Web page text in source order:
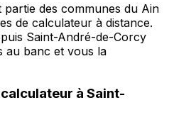
des communes du Ain
de calculateur à distance.
Saint-André-de-Corcy
au banc et vous la
à Saint-